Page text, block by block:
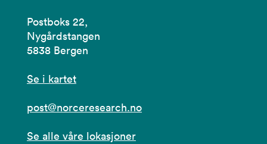
Postboks 22,
Nygårdstangen
5838 Bergen
Se i kartet
post@norceresearch.no
Se alle våre lokasjoner